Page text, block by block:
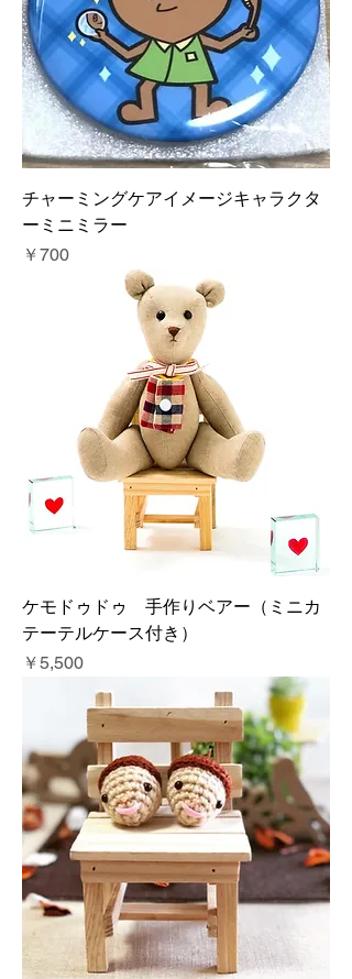
チャーミングケアイメージキャラクタ
ーミニミラー
価格
￥700
ケモドゥドゥ 手作りベアー（ミニカ
テーテルケース付き）
価格
￥5,500